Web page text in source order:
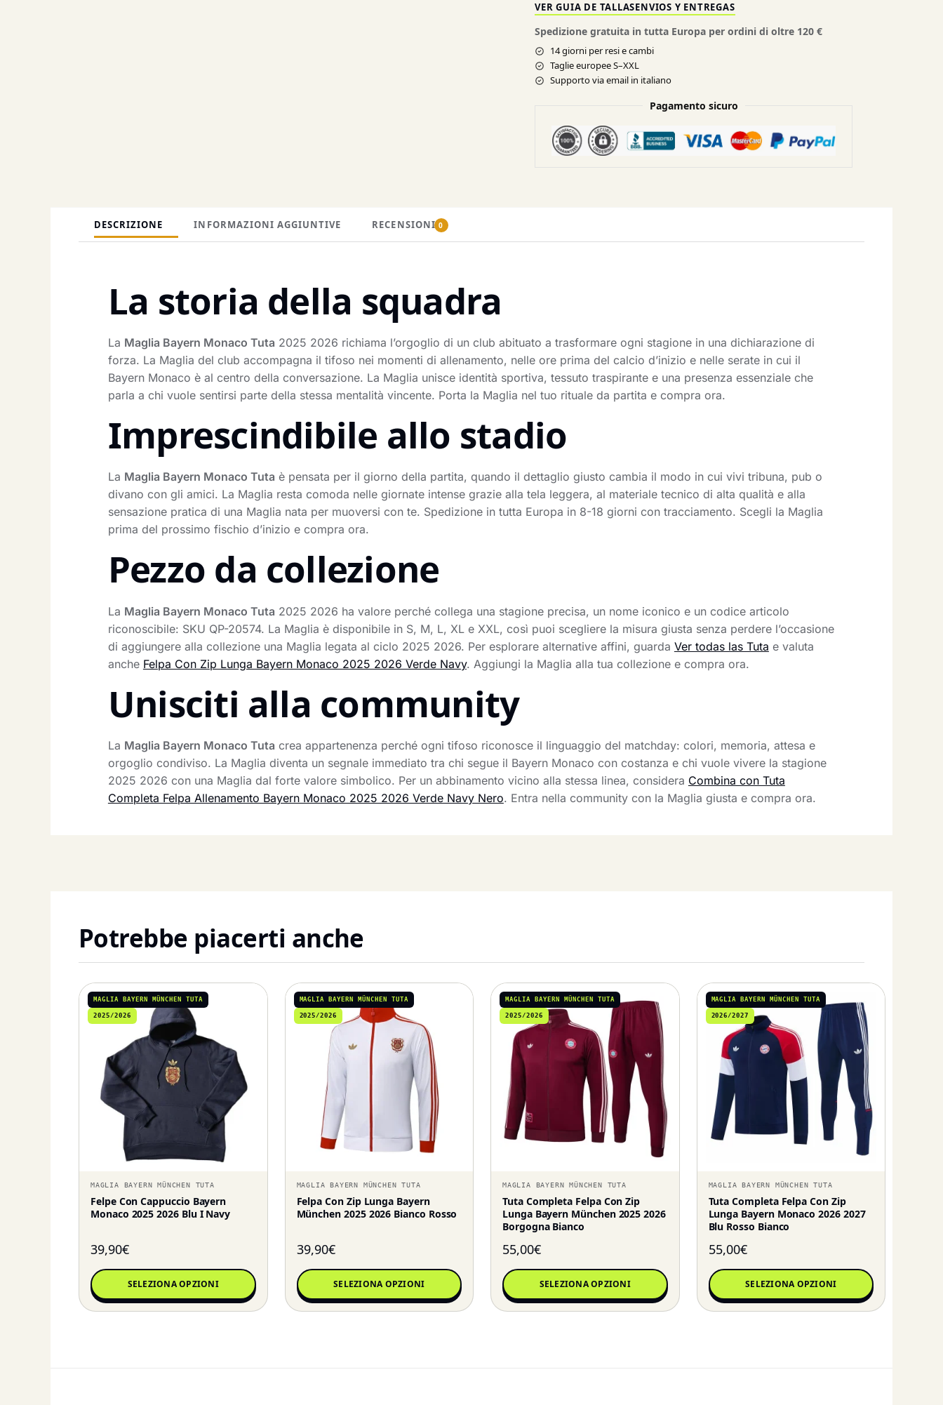
VER GUIA DE TALLASENVIOS Y ENTREGAS
Spedizione gratuita in tutta Europa per ordini di oltre 120 €
14 giorni per resi e cambi
Taglie europee S–XXL
Supporto via email in italiano
Pagamento sicuro
DESCRIZIONE INFORMAZIONI AGGIUNTIVE RECENSIONI 0
La storia della squadra
La Maglia Bayern Monaco Tuta 2025 2026 richiama l’orgoglio di un club abituato a trasformare ogni stagione in una dichiarazione di
forza. La Maglia del club accompagna il tifoso nei momenti di allenamento, nelle ore prima del calcio d’inizio e nelle serate in cui il
Bayern Monaco è al centro della conversazione. La Maglia unisce identità sportiva, tessuto traspirante e una presenza essenziale che
parla a chi vuole sentirsi parte della stessa mentalità vincente. Porta la Maglia nel tuo rituale da partita e compra ora.
Imprescindibile allo stadio
La Maglia Bayern Monaco Tuta è pensata per il giorno della partita, quando il dettaglio giusto cambia il modo in cui vivi tribuna, pub o
divano con gli amici. La Maglia resta comoda nelle giornate intense grazie alla tela leggera, al materiale tecnico di alta qualità e alla
sensazione pratica di una Maglia nata per muoversi con te. Spedizione in tutta Europa in 8-18 giorni con tracciamento. Scegli la Maglia
prima del prossimo fischio d’inizio e compra ora.
Pezzo da collezione
La Maglia Bayern Monaco Tuta 2025 2026 ha valore perché collega una stagione precisa, un nome iconico e un codice articolo
riconoscibile: SKU QP-20574. La Maglia è disponibile in S, M, L, XL e XXL, così puoi scegliere la misura giusta senza perdere l’occasione
di aggiungere alla collezione una Maglia legata al ciclo 2025 2026. Per esplorare alternative affini, guarda Ver todas las Tuta e valuta
anche Felpa Con Zip Lunga Bayern Monaco 2025 2026 Verde Navy. Aggiungi la Maglia alla tua collezione e compra ora.
Unisciti alla community
La Maglia Bayern Monaco Tuta crea appartenenza perché ogni tifoso riconosce il linguaggio del matchday: colori, memoria, attesa e
orgoglio condiviso. La Maglia diventa un segnale immediato tra chi segue il Bayern Monaco con costanza e chi vuole vivere la stagione
2025 2026 con una Maglia dal forte valore simbolico. Per un abbinamento vicino alla stessa linea, considera Combina con Tuta
Completa Felpa Allenamento Bayern Monaco 2025 2026 Verde Navy Nero. Entra nella community con la Maglia giusta e compra ora.
Potrebbe piacerti anche
MAGLIA BAYERN MÜNCHEN TUTA
2025/2026
MAGLIA BAYERN MÜNCHEN TUTA
Felpe Con Cappuccio Bayern
Monaco 2025 2026 Blu I Navy
39,90€
SELEZIONA OPZIONI
MAGLIA BAYERN MÜNCHEN TUTA
2025/2026
MAGLIA BAYERN MÜNCHEN TUTA
Felpa Con Zip Lunga Bayern
München 2025 2026 Bianco Rosso
39,90€
SELEZIONA OPZIONI
MAGLIA BAYERN MÜNCHEN TUTA
2025/2026
MAGLIA BAYERN MÜNCHEN TUTA
Tuta Completa Felpa Con Zip
Lunga Bayern München 2025 2026
Borgogna Bianco
55,00€
SELEZIONA OPZIONI
MAGLIA BAYERN MÜNCHEN TUTA
2026/2027
MAGLIA BAYERN MÜNCHEN TUTA
Tuta Completa Felpa Con Zip
Lunga Bayern Monaco 2026 2027
Blu Rosso Bianco
55,00€
SELEZIONA OPZIONI